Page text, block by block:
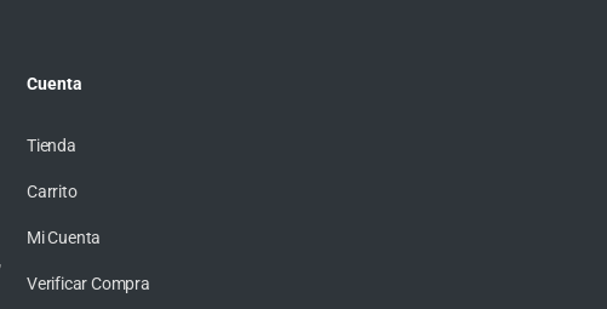
Cuenta
Tienda
Carrito
Mi Cuenta
Verificar Compra